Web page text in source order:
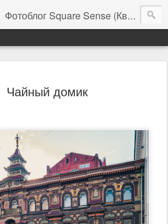
Фотоблог Square Sense (Квадратное Чувство)
Чайный домик